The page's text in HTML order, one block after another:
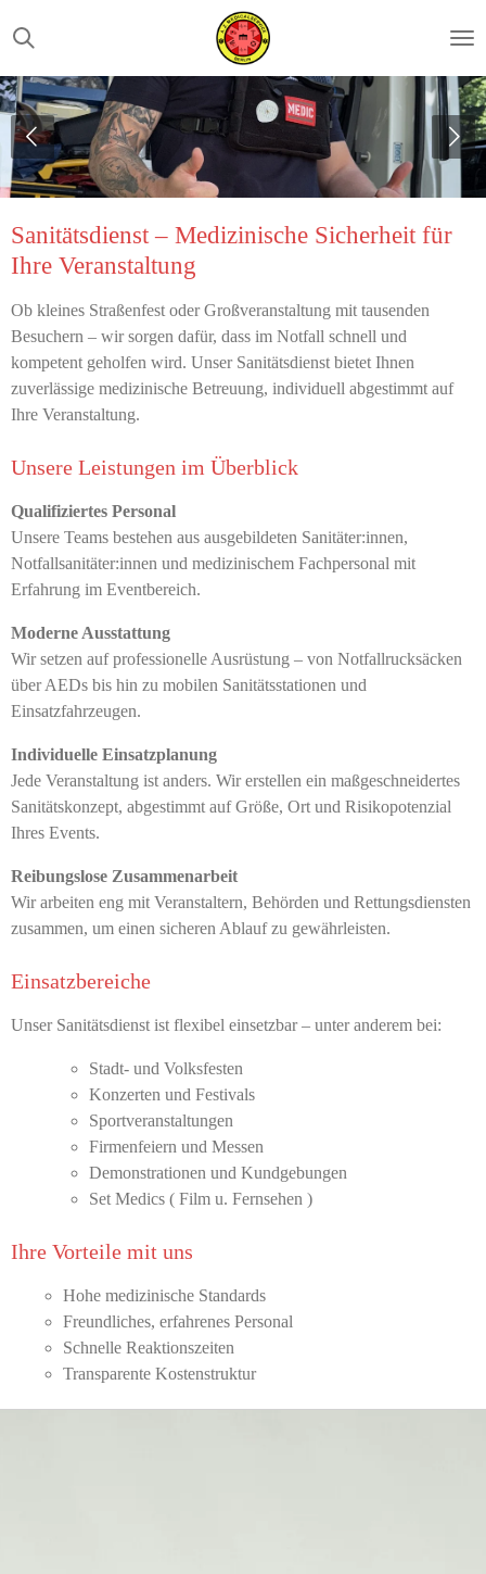
Hauptinhalt
springen
Sanitätsdienst – Medizinische Sicherheit für
Ihre Veranstaltung
Ob kleines Straßenfest oder Großveranstaltung mit tausenden
Besuchern – wir sorgen dafür, dass im Notfall schnell und
kompetent geholfen wird. Unser Sanitätsdienst bietet Ihnen
zuverlässige medizinische Betreuung, individuell abgestimmt auf
Ihre Veranstaltung.
Unsere Leistungen im Überblick
Qualifiziertes Personal
Unsere Teams bestehen aus ausgebildeten Sanitäter:innen,
Notfallsanitäter:innen und medizinischem Fachpersonal mit
Erfahrung im Eventbereich.
Moderne Ausstattung
Wir setzen auf professionelle Ausrüstung – von Notfallrucksäcken
über AEDs bis hin zu mobilen Sanitätsstationen und
Einsatzfahrzeugen.
Individuelle Einsatzplanung
Jede Veranstaltung ist anders. Wir erstellen ein maßgeschneidertes
Sanitätskonzept, abgestimmt auf Größe, Ort und Risikopotenzial
Ihres Events.
Reibungslose Zusammenarbeit
Wir arbeiten eng mit Veranstaltern, Behörden und Rettungsdiensten
zusammen, um einen sicheren Ablauf zu gewährleisten.
Einsatzbereiche
Unser Sanitätsdienst ist flexibel einsetzbar – unter anderem bei:
Stadt- und Volksfesten
Konzerten und Festivals
Sportveranstaltungen
Firmenfeiern und Messen
Demonstrationen und Kundgebungen
Set Medics ( Film u. Fernsehen )
Ihre Vorteile mit uns
Hohe medizinische Standards
Freundliches, erfahrenes Personal
Schnelle Reaktionszeiten
Transparente Kostenstruktur